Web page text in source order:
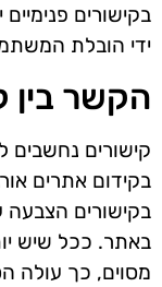
בקישורים
ידי הובלת
הקשר בין
קישורים נחשבים
בקידום אתרים
בקישורים הצבעה
באתר. ככל שיש
מסוים, כך עולה